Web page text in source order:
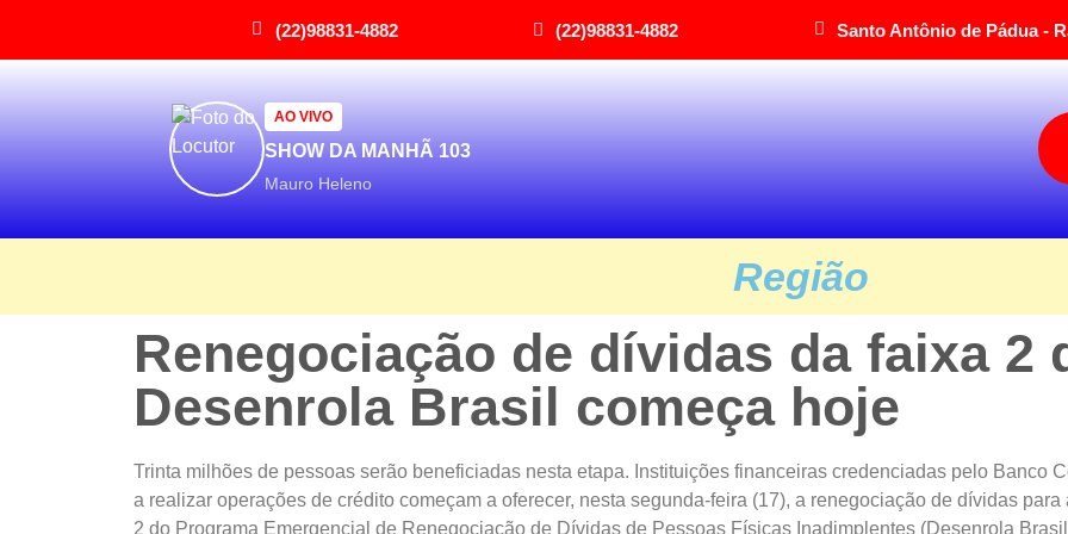
(22)98831-4882 (22)98831-4882 Santo Antônio de Pádua -
AO VIVO
SHOW DA MANHÃ 103
Mauro Heleno
Região
Renegociação de dívidas da faixa 2
Desenrola Brasil começa hoje
Trinta milhões de pessoas serão beneficiadas nesta etapa. Instituições financeiras credenciadas pelo Banco
a realizar operações de crédito começam a oferecer, nesta segunda-feira (17), a renegociação de dívidas para
2 do Programa Emergencial de Renegociação de Dívidas de Pessoas Físicas Inadimplentes (Desenrola